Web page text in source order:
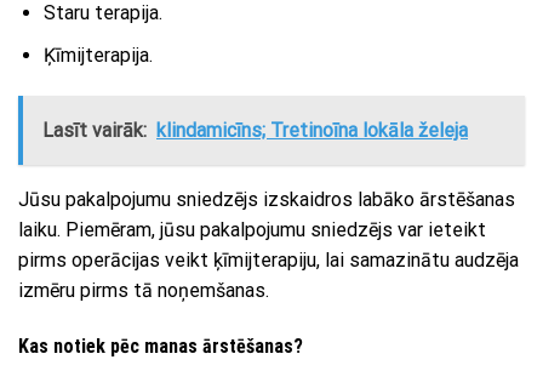
Staru terapija.
Ķīmijterapija.
Lasīt vairāk: klindamicīns; Tretinoīna lokāla želeja
Jūsu pakalpojumu sniedzējs izskaidros labāko ārstēšanas
laiku. Piemēram, jūsu pakalpojumu sniedzējs var ieteikt
pirms operācijas veikt ķīmijterapiju, lai samazinātu audzēja
izmēru pirms tā noņemšanas.
Kas notiek pēc manas ārstēšanas?